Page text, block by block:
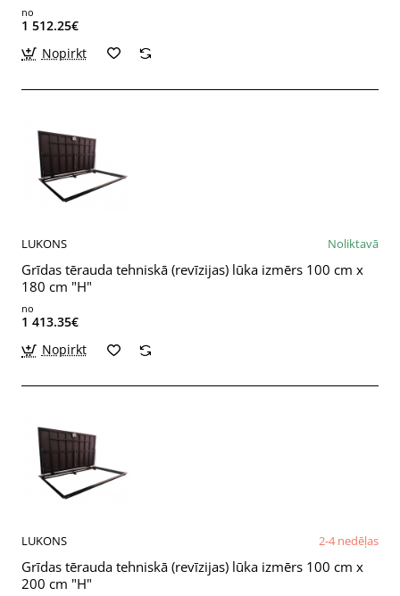
no
1 512.25€
Nopirkt
LUKONS Noliktavā
Grīdas tērauda tehniskā (revīzijas) lūka izmērs 100 cm x
180 cm "H"
no
1 413.35€
Nopirkt
LUKONS 2-4 nedēļas
Grīdas tērauda tehniskā (revīzijas) lūka izmērs 100 cm x
200 cm "H"